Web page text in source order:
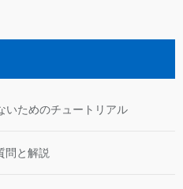
いためのチュートリアル
問と解説